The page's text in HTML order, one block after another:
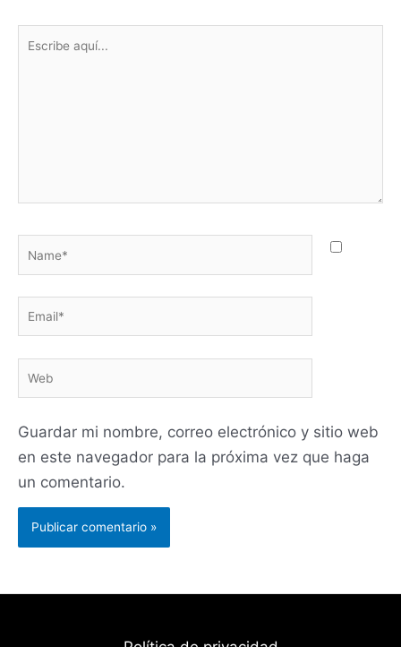
Escribe
Name*
Email*
Web
Guardar mi nombre, correo electrónico y sitio web
en este navegador para la próxima vez que haga
un comentario.